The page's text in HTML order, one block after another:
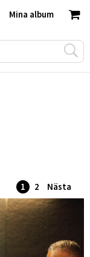
Mina album
1 2 Nästa